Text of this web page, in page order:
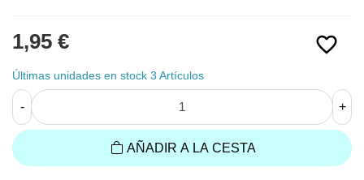
favorite_border
1,95 €
Últimas unidades en stock 3 Artículos
- +
AÑADIR A LA CESTA